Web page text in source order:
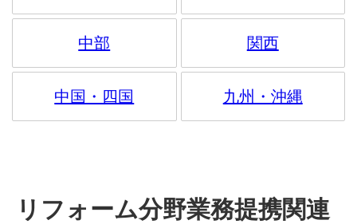
中部 関西
中国・四国 九州・沖縄
リフォーム分野業務提携関連